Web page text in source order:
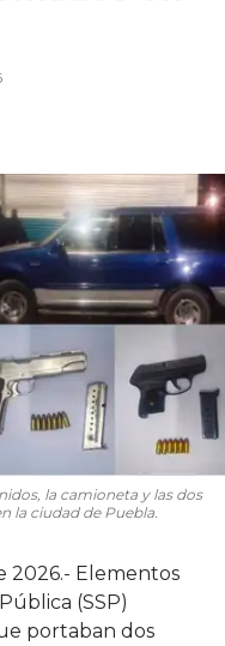
la camioneta y las dos
la ciudad de Puebla.
2026.- Elementos
(SSP)
portaban dos